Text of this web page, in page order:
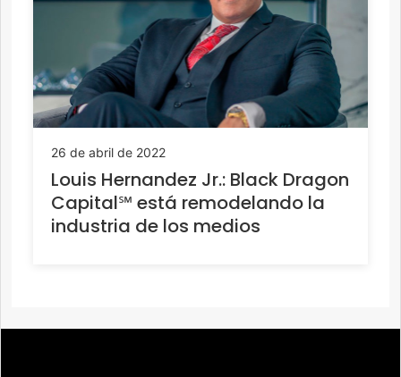
26 de abril de 2022
Louis Hernandez Jr.: Black Dragon
Capital℠ está remodelando la
industria de los medios